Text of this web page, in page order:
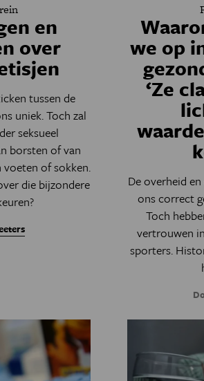
en
over
tussen de
uniek. Toch zal
seksueel
borsten of van
voeten of sokken.
die bijzondere
we op
‘Ze
De overheid
ons correct
Toch
vertrouwen
sporters.